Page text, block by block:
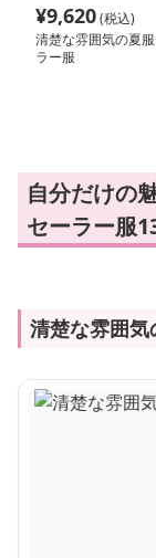
¥9,620(税込)
清楚な雰囲気の夏
ラー服
自分だけの
セーラー服
清楚な雰囲